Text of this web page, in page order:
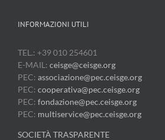
INFORMAZIONI UTILI
TEL.: +39 010 254601
E-MAIL: ceisge@ceisge.org
PEC: associazione@pec.ceisge.org
PEC: cooperativa@pec.ceisge.org
PEC: fondazione@pec.ceisge.org
PEC: multiservice@pec.ceisge.org
SOCIETÀ TRASPARENTE